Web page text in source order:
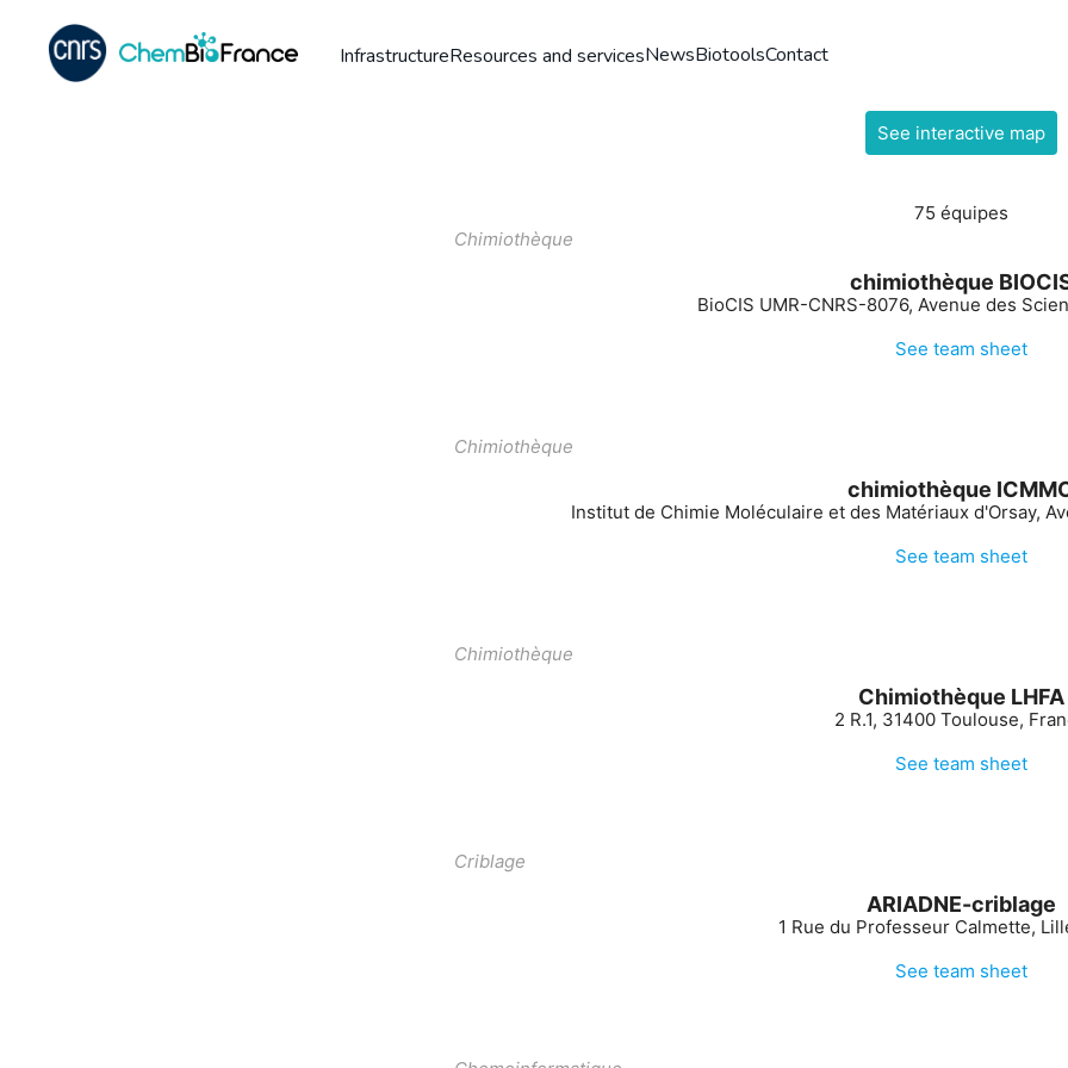
InfrastructureResources and servicesNewsBiotoolsContact
See interactive map
75 équipes
Chimiothèque
chimiothèque
BioCIS UMR-CNRS-8076, Avenue des
See team sheet
Chimiothèque
chimiothèque
Institut de Chimie Moléculaire et des Matériaux d'Orsay,
See team sheet
Chimiothèque
Chimiothèque LHFA
2 R.1, 31400 Toulouse,
See team sheet
Criblage
ARIADNE-criblage
1 Rue du Professeur Calmette,
See team sheet